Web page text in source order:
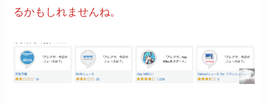
るかもしれませんね。